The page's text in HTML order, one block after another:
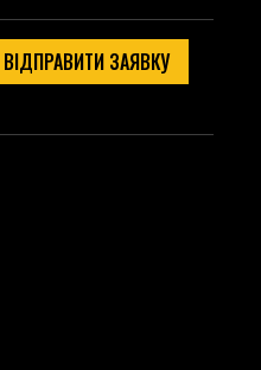
ВІДПРАВИТИ ЗАЯВКУ